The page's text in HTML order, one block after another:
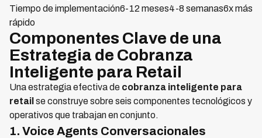
Tiempo de implementación6-12 meses4-8 semanas6x más
rápido
Componentes Clave de una
Estrategia de Cobranza
Inteligente para Retail
Una estrategia efectiva de cobranza inteligente para
retail se construye sobre seis componentes tecnológicos y
operativos que trabajan en conjunto.
1. Voice Agents Conversacionales